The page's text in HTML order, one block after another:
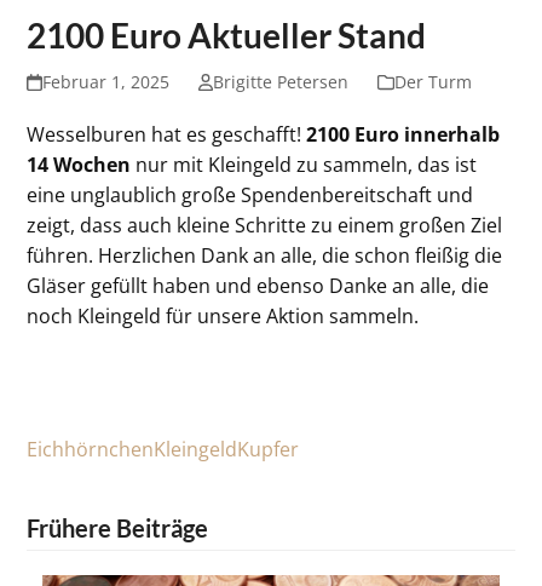
2100 Euro Aktueller Stand
Februar 1, 2025 Brigitte Petersen Der Turm
Wesselburen hat es geschafft!2100 Euro innerhalb
14 Wochen nur mit Kleingeld zu sammeln, das ist
eine unglaublich große Spendenbereitschaft und
zeigt, dass auch kleine Schritte zu einem großen Ziel
führen. Herzlichen Dank an alle, die schon fleißig die
Gläser gefüllt haben und ebenso Danke an alle, die
noch Kleingeld für unsere Aktion sammeln.
EichhörnchenKleingeldKupfer
Frühere Beiträge